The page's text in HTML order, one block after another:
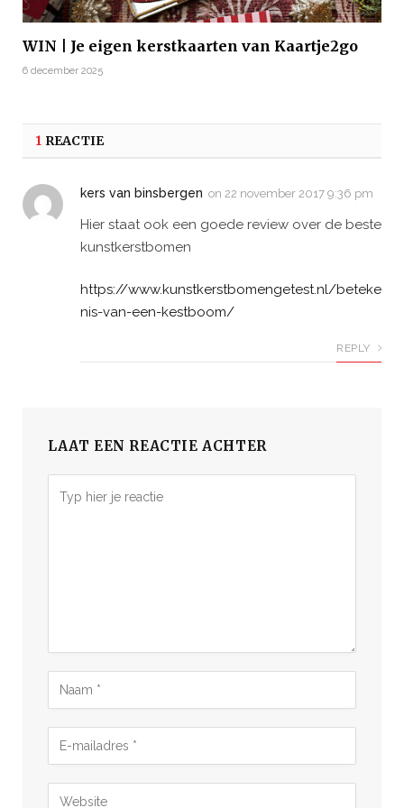
WIN | Je eigen kerstkaarten van Kaartje2go
6 december 2025
1 REACTIE
kers van binsbergen on 22 november 2017 9:36 pm
Hier staat ook een goede review over de beste
kunstkerstbomen
https://www.kunstkerstbomengetest.nl/beteke
nis-van-een-kestboom/
REPLY
LAAT EEN REACTIE ACHTER